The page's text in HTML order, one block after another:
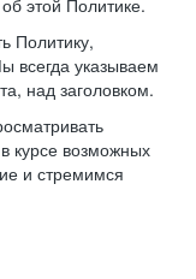
этой Политике.
Политику,
всегда указываем
над заголовком.
курсе возможных
и стремимся